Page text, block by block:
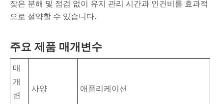
잦은 분해 및 점검 없이 유지 관리 시간과 인건비를 효과적
으로 절약할 수 있습니다.
주요 제품 매개변수
매
개
변
사양 애플리케이션